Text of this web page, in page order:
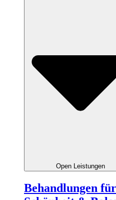
Open Leistungen
Behandlungen